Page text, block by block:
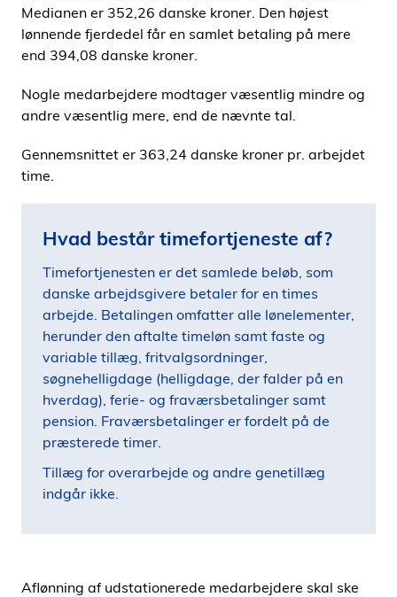
Medianen er 352,26 danske kroner. Den højest
lønnende fjerdedel får en samlet betaling på mere
end 394,08 danske kroner.
Nogle medarbejdere modtager væsentlig mindre og
andre væsentlig mere, end de nævnte tal.
Gennemsnittet er 363,24 danske kroner pr. arbejdet
time.
Hvad består timefortjeneste af?
Timefortjenesten er det samlede beløb, som
danske arbejdsgivere betaler for en times
arbejde. Betalingen omfatter alle lønelementer,
herunder den aftalte timeløn samt faste og
variable tillæg, fritvalgsordninger,
søgnehelligdage (helligdage, der falder på en
hverdag), ferie- og fraværsbetalinger samt
pension. Fraværsbetalinger er fordelt på de
præsterede timer.
Tillæg for overarbejde og andre genetillæg
indgår ikke.
Aflønning af udstationerede medarbejdere skal ske